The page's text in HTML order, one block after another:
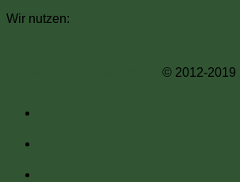
Wir nutzen:
© 2012-2019